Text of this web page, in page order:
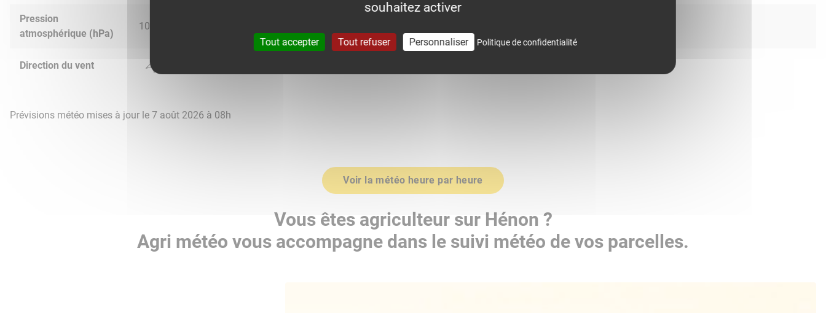
Pression
atmosphérique (hPa)
1024.0
Direction du vent
Prévisions météo mises à jour le 7 août 2026 à 08h
Voir la météo heure par heure
Vous êtes agriculteur sur Hénon ?
Agri météo vous accompagne dans le suivi météo de vos parcelles.
souhaitez activer
Tout accepter Tout refuser Personnaliser Politique de confidentialité